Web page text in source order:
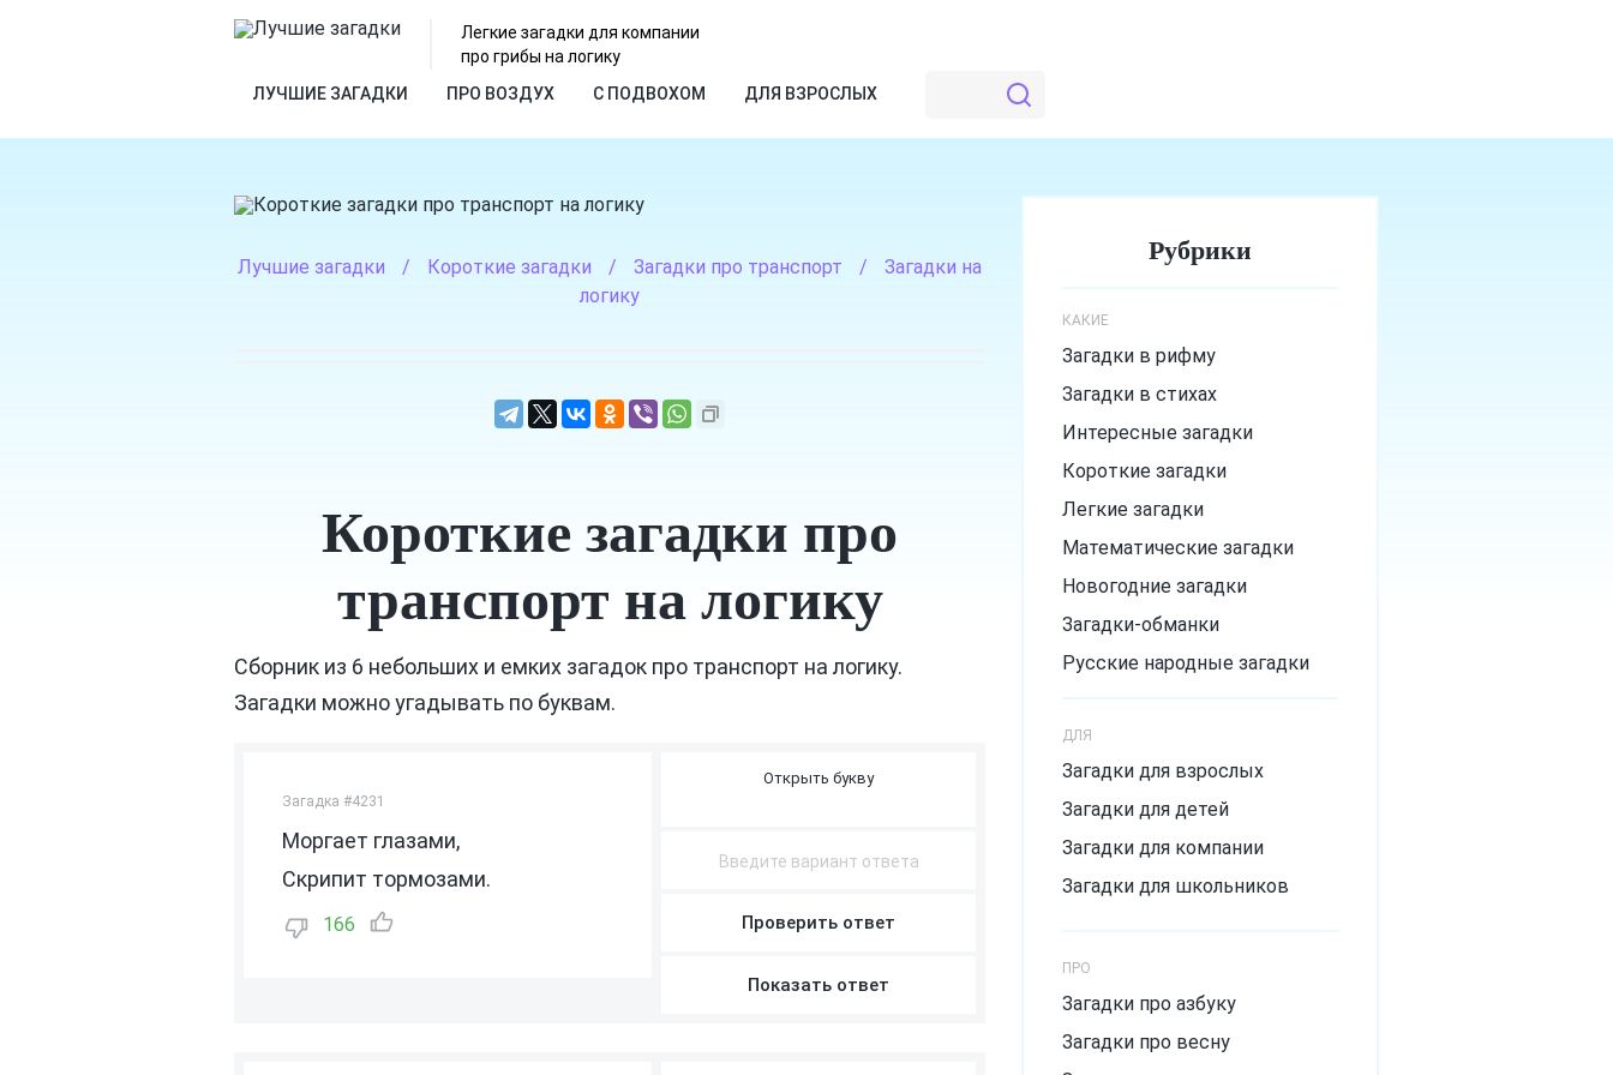
Легкие загадки для компании
про грибы на логику
ЛУЧШИЕ ЗАГАДКИ
ПРО ВОЗДУХ С ПОДВОХОМ ДЛЯ ВЗРОСЛЫХ
Лучшие загадки / Короткие загадки / Загадки про транспорт /
Загадки на
логику
Короткие загадки про
транспорт на логику
Сборник из 6 небольших и емких загадок про транспорт на логику.
Загадки можно угадывать по буквам.
Загадка #4231
Моргает глазами,
Скрипит тормозами.
166 Проверить ответ
Показать ответ
Рубрики
КАКИЕ
Загадки в рифму
Загадки в стихах
Интересные загадки
Короткие загадки
Легкие загадки
Математические загадки
Новогодние загадки
Загадки-обманки
Русские народные загадки
Сложные загадки
Смешные загадки
Хитрые загадки
ДЛЯ
Загадки для взрослых
Загадки для детей
Загадки для компании
Загадки для школьников
ПРО
Загадки про азбуку
Загадки про весну